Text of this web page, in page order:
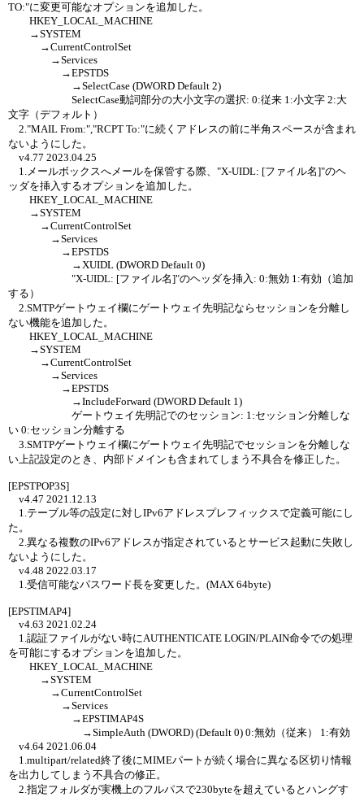
TO:"に変更可能なオプションを追加した。
HKEY_LOCAL_MACHINE
→SYSTEM
→CurrentControlSet
→Services
→EPSTDS
→SelectCase (DWORD Default 2)
SelectCase動詞部分の大小文字の選択: 0:従来 1:小文字 2:大
文字（デフォルト）
2."MAIL From:","RCPT To:"に続くアドレスの前に半角スペースが含まれ
ないようにした。
v4.77 2023.04.25
1.メールボックスへメールを保管する際、"X-UIDL: [ファイル名]"のヘ
ッダを挿入するオプションを追加した。
HKEY_LOCAL_MACHINE
→SYSTEM
→CurrentControlSet
→Services
→EPSTDS
→XUIDL (DWORD Default 0)
"X-UIDL: [ファイル名]"のヘッダを挿入: 0:無効 1:有効（追加
する）
2.SMTPゲートウェイ欄にゲートウェイ先明記ならセッションを分離し
ない機能を追加した。
HKEY_LOCAL_MACHINE
→SYSTEM
→CurrentControlSet
→Services
→EPSTDS
→IncludeForward (DWORD Default 1)
ゲートウェイ先明記でのセッション: 1:セッション分離しな
い 0:セッション分離する
3.SMTPゲートウェイ欄にゲートウェイ先明記でセッションを分離しな
い上記設定のとき、内部ドメインも含まれてしまう不具合を修正した。
[EPSTPOP3S]
v4.47 2021.12.13
1.テーブル等の設定に対しIPv6アドレスプレフィックスで定義可能にし
た。
2.異なる複数のIPv6アドレスが指定されているとサービス起動に失敗し
ないようにした。
v4.48 2022.03.17
1.受信可能なパスワード長を変更した。(MAX 64byte)
[EPSTIMAP4]
v4.63 2021.02.24
1.認証ファイルがない時にAUTHENTICATE LOGIN/PLAIN命令での処理
を可能にするオプションを追加した。
HKEY_LOCAL_MACHINE
→SYSTEM
→CurrentControlSet
→Services
→EPSTIMAP4S
→SimpleAuth (DWORD) (Default 0) 0:無効（従来） 1:有効
v4.64 2021.06.04
1.multipart/related終了後にMIMEパートが続く場合に異なる区切り情報
を出力してしまう不具合の修正。
2.指定フォルダが実機上のフルパスで230byteを超えているとハングす